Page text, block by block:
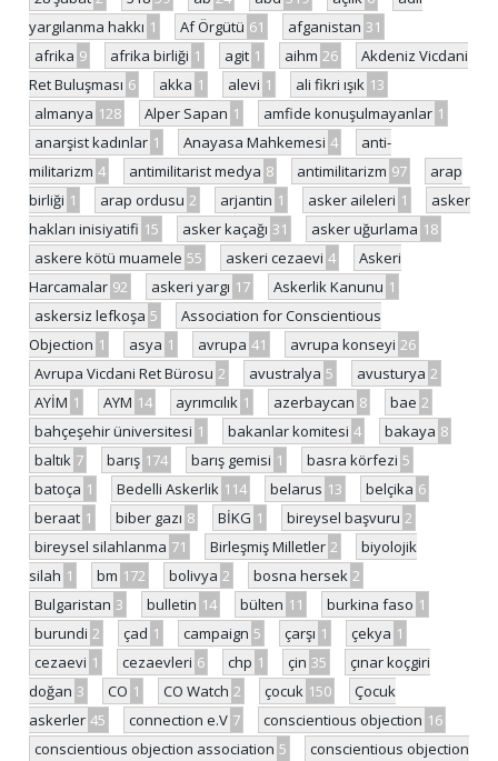
yargılanma hakkı 1 Af Örgütü 61 afganistan 31
afrika 9 afrika birliği 1 agit 1 aihm 26
Akdeniz Vicdani
Ret Buluşması 6 akka 1 alevi 1 ali fikri ışık 13
almanya 128 Alper Sapan 1 amfide konuşulmayanlar 1
anarşist kadınlar 1 Anayasa Mahkemesi 4
anti-
militarizm 4 antimilitarist medya 8 antimilitarizm 97
arap
birliği 1 arap ordusu 2 arjantin 1 asker aileleri 1
asker
hakları inisiyatifi 15 asker kaçağı 31 asker uğurlama 18
askere kötü muamele 55 askeri cezaevi 4
Askeri
Harcamalar 92 askeri yargı 17 Askerlik Kanunu 1
askersiz lefkoşa 5
Association for Conscientious
Objection 1 asya 1 avrupa 41 avrupa konseyi 26
Avrupa Vicdani Ret Bürosu 2 avustralya 5 avusturya 2
AYİM 1 AYM 14 ayrımcılık 1 azerbaycan 8 bae 2
bahçeşehir üniversitesi 1 bakanlar komitesi 4 bakaya 8
baltık 7 barış 174 barış gemisi 1 basra körfezi 5
batoça 1 Bedelli Askerlik 114 belarus 13 belçika 6
beraat 1 biber gazı 8 BİKG 1 bireysel başvuru 2
bireysel silahlanma 71 Birleşmiş Milletler 2
biyolojik
silah 1 bm 172 bolivya 2 bosna hersek 2
Bulgaristan 3 bulletin 14 bülten 11 burkina faso 1
burundi 2 çad 1 campaign 5 çarşı 1 çekya 1
cezaevi 1 cezaevleri 6 chp 1 çin 35
çınar koçgiri
doğan 3 CO 1 CO Watch 2 çocuk 150
Çocuk
askerler 45 connection e.V 7 conscientious objection 16
conscientious objection association 5
conscientious objection